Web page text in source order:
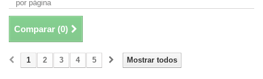
por página
Comparar (0)
Mostrar todos
1 2 3 4 5